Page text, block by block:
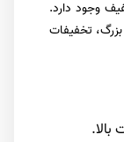
وجود دارد.
تخفیفات